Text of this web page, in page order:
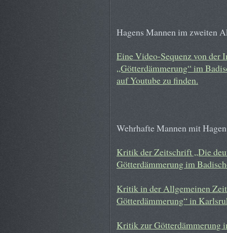
Hagens Mannen im zweiten
Eine Video-Sequenz von der
„Götterdämmerung“ im
auf Youtube zu finden.
Wehrhafte Mannen mit
Kritik der Zeitschrift „Die
Götterdämmerung im
Kritik in der Allgemeinen
Götterdämmerung“ in
Kritik zur Götterdämmerung